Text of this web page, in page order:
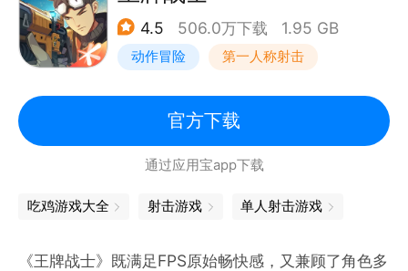
4.5 506.0万下载 1.95 GB
动作冒险 第一人称射击
官方下载
通过应用宝app下载
吃鸡游戏大全 射击游戏 单人射击游戏
《王牌战士》既满足FPS原始畅快感，又兼顾了角色多